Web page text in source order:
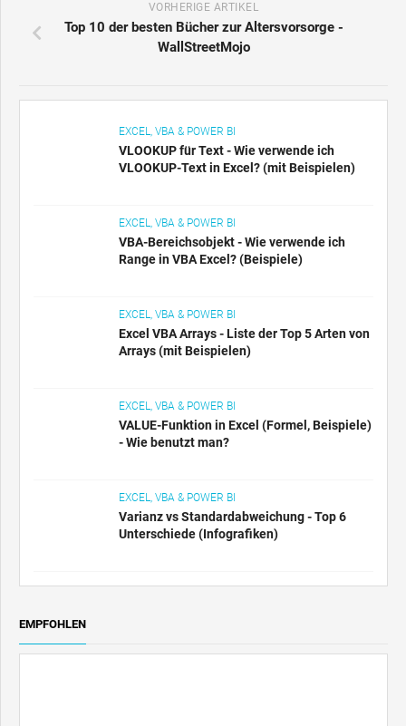
VORHERIGE ARTIKEL
Top 10 der besten Bücher zur Altersvorsorge -
WallStreetMojo
EXCEL, VBA & POWER BI
VLOOKUP für Text - Wie verwende ich
VLOOKUP-Text in Excel? (mit Beispielen)
EXCEL, VBA & POWER BI
VBA-Bereichsobjekt - Wie verwende ich
Range in VBA Excel? (Beispiele)
EXCEL, VBA & POWER BI
Excel VBA Arrays - Liste der Top 5 Arten von
Arrays (mit Beispielen)
EXCEL, VBA & POWER BI
VALUE-Funktion in Excel (Formel, Beispiele)
- Wie benutzt man?
EXCEL, VBA & POWER BI
Varianz vs Standardabweichung - Top 6
Unterschiede (Infografiken)
EMPFOHLEN